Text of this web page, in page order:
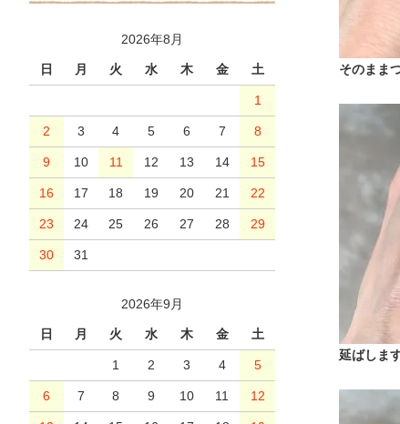
2026年8月
日 月 火 水 木 金 土
1
2 3 4 5 6 7 8
9 10 11 12 13 14 15
16 17 18 19 20 21 22
23 24 25 26 27 28 29
30 31
2026年9月
日 月 火 水 木 金 土
1 2 3 4 5
6 7 8 9 10 11 12
そのまま
延ばしま